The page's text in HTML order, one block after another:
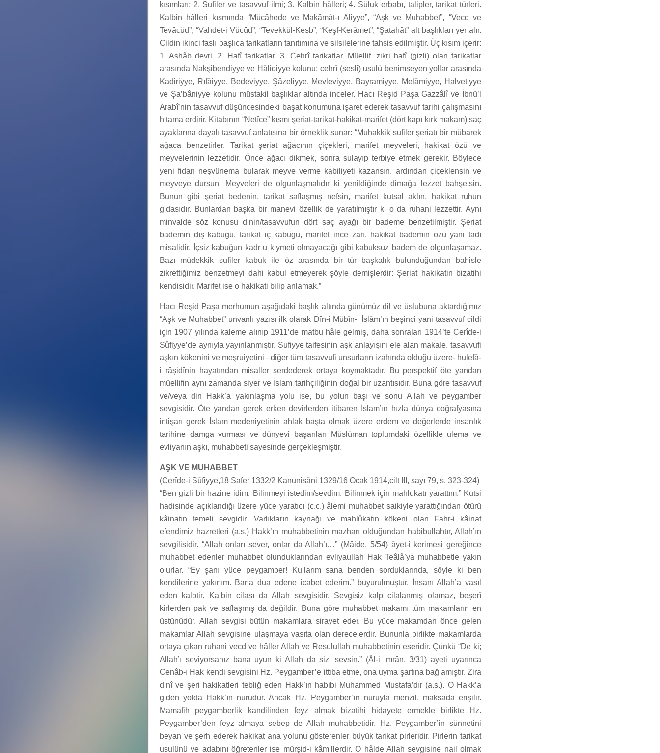
kısımları; 2. Sufiler ve tasavvuf ilmi; 3. Kalbin hâlleri; 4. Süluk erbabı, talipler, tarikat türleri.
Kalbin hâlleri kısmında “Mücâhede ve Makâmât-ı Aliyye”, “Aşk ve Muhabbet”, “Vecd ve
Tevâcüd”, “Vahdet-i Vücûd”, “Tevekkül-Kesb”, “Keşf-Kerâmet”, “Şatahât” alt başlıkları yer alır.
Cildin ikinci faslı başlıca tarikatların tanıtımına ve silsilelerine tahsis edilmiştir. Üç kısım içerir:
1. Ashâb devri. 2. Hafî tarikatlar. 3. Cehrî tarikatlar. Müellif, zikri hafî (gizli) olan tarikatlar
arasında Nakşibendiyye ve Hâlidiyye kolunu; cehrî (sesli) usulü benimseyen yollar arasında
Kadiriyye, Rıfâiyye, Bedeviyye, Şâzeliyye, Mevleviyye, Bayramiyye, Melâmiyye, Halvetiyye
ve Şa’bâniyye kolunu müstakil başlıklar altında inceler. Hacı Reşid Paşa Gazzâlî ve İbnü’l
Arabî’nin tasavvuf düşüncesindeki başat konumuna işaret ederek tasavvuf tarihi çalışmasını
hitama erdirir. Kitabının “Netîce” kısmı şeriat-tarikat-hakikat-marifet (dört kapı kırk makam) saç
ayaklarına dayalı tasavvuf anlatısına bir örneklik sunar: “Muhakkik sufiler şeriatı bir mübarek
ağaca benzetirler. Tarikat şeriat ağacının çiçekleri, marifet meyveleri, hakikat özü ve
meyvelerinin lezzetidir. Önce ağacı dikmek, sonra sulayıp terbiye etmek gerekir. Böylece
yeni fidan neşvünema bularak meyve verme kabiliyeti kazansın, ardından çiçeklensin ve
meyveye dursun. Meyveleri de olgunlaşmalıdır ki yenildiğinde dimağa lezzet bahşetsin.
Bunun gibi şeriat bedenin, tarikat saflaşmış nefsin, marifet kutsal aklın, hakikat ruhun
gıdasıdır. Bunlardan başka bir manevi özellik de yaratılmıştır ki o da ruhani lezzettir. Aynı
minvalde söz konusu dinin/tasavvufun dört saç ayağı bir bademe benzetilmiştir. Şeriat
bademin dış kabuğu, tarikat iç kabuğu, marifet ince zarı, hakikat bademin özü yani tadı
misalidir. İçsiz kabuğun kadr u kıymeti olmayacağı gibi kabuksuz badem de olgunlaşamaz.
Bazı müdekkik sufiler kabuk ile öz arasında bir tür başkalık bulunduğundan bahisle
zikrettiğimiz benzetmeyi dahi kabul etmeyerek şöyle demişlerdir: Şeriat hakikatin bizatihi
kendisidir. Marifet ise o hakikati bilip anlamak.”
Hacı Reşid Paşa merhumun aşağıdaki başlık altında günümüz dil ve üslubuna aktardığımız
“Aşk ve Muhabbet” unvanlı yazısı ilk olarak Dîn-i Mübîn-i İslâm’ın beşinci yani tasavvuf cildi
için 1907 yılında kaleme alınıp 1911’de matbu hâle gelmiş, daha sonraları 1914’te Cerîde-i
Sûfiyye’de aynıyla yayınlanmıştır. Sufiyye taifesinin aşk anlayışını ele alan makale, tasavvufi
aşkın kökenini ve meşruiyetini –diğer tüm tasavvufi unsurların izahında olduğu üzere- hulefâ-
i râşidînin hayatından misaller serdederek ortaya koymaktadır. Bu perspektif öte yandan
müellifin aynı zamanda siyer ve İslam tarihçiliğinin doğal bir uzantısıdır. Buna göre tasavvuf
ve/veya din Hakk’a yakınlaşma yolu ise, bu yolun başı ve sonu Allah ve peygamber
sevgisidir. Öte yandan gerek erken devirlerden itibaren İslam’ın hızla dünya coğrafyasına
intişarı gerek İslam medeniyetinin ahlak başta olmak üzere erdem ve değerlerde insanlık
tarihine damga vurması ve dünyevi başarıları Müslüman toplumdaki özellikle ulema ve
evliyanın aşkı, muhabbeti sayesinde gerçekleşmiştir.
AŞK VE MUHABBET
(Cerîde-i Sûfiyye,18 Safer 1332/2 Kanunisâni 1329/16 Ocak 1914,cilt III, sayı 79, s. 323-324)
“Ben gizli bir hazine idim. Bilinmeyi istedim/sevdim. Bilinmek için mahlukatı yarattım.” Kutsi
hadisinde açıklandığı üzere yüce yaratıcı (c.c.) âlemi muhabbet saikiyle yarattığından ötürü
kâinatın temeli sevgidir. Varlıkların kaynağı ve mahlûkatın kökeni olan Fahr-i kâinat
efendimiz hazretleri (a.s.) Hakk’ın muhabbetinin mazharı olduğundan habibullahtır, Allah’ın
sevgilisidir. “Allah onları sever, onlar da Allah’ı…” (Mâide, 5/54) âyet-i kerimesi gereğince
muhabbet edenler muhabbet olunduklarından evliyaullah Hak Teâlâ’ya muhabbetle yakın
olurlar. “Ey şanı yüce peygamber! Kullarım sana benden sorduklarında, söyle ki ben
kendilerine yakınım. Bana dua edene icabet ederim.” buyurulmuştur. İnsanı Allah’a vasıl
eden kalptir. Kalbin cilası da Allah sevgisidir. Sevgisiz kalp cilalanmış olamaz, beşerî
kirlerden pak ve saflaşmış da değildir. Buna göre muhabbet makamı tüm makamların en
üstünüdür. Allah sevgisi bütün makamlara sirayet eder. Bu yüce makamdan önce gelen
makamlar Allah sevgisine ulaşmaya vasıta olan derecelerdir. Bununla birlikte makamlarda
ortaya çıkan ruhani vecd ve hâller Allah ve Resulullah muhabbetinin eseridir. Çünkü “De ki;
Allah’ı seviyorsanız bana uyun ki Allah da sizi sevsin.” (Âl-i İmrân, 3/31) ayeti uyarınca
Cenâb-ı Hak kendi sevgisini Hz. Peygamber’e ittiba etme, ona uyma şartına bağlamıştır. Zira
dinî ve şeri hakikatleri tebliğ eden Hakk’ın habibi Muhammed Mustafa’dır (a.s.). O Hakk’a
giden yolda Hakk’ın nurudur. Ancak Hz. Peygamber’in nuruyla menzil, maksada erişilir.
Mamafih peygamberlik kandilinden feyz almak bizatihi hidayete ermekle birlikte Hz.
Peygamber’den feyz almaya sebep de Allah muhabbetidir. Hz. Peygamber’in sünnetini
beyan ve şerh ederek hakikat ana yolunu gösterenler büyük tarikat pirleridir. Pirlerin tarikat
usulünü ve adabını öğretenler ise mürşid-i kâmillerdir. O hâlde Allah sevgisine nail olmak